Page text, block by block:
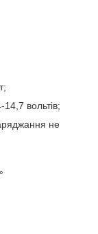
вольтів;
не